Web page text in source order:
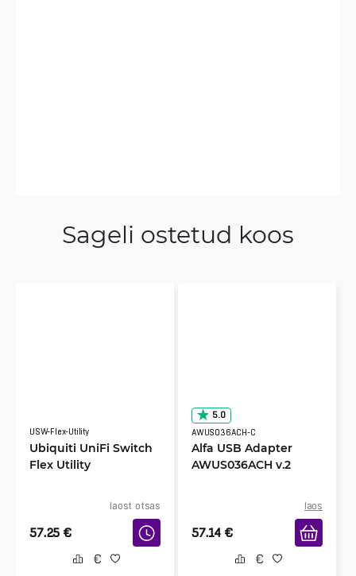
Sageli ostetud koos
USW-Flex-Utility
Ubiquiti UniFi Switch
Flex Utility
laost otsas
57.25 €
5.0
AWUS036ACH-C
Alfa USB Adapter
AWUS036ACH v.2
laos
57.14 €